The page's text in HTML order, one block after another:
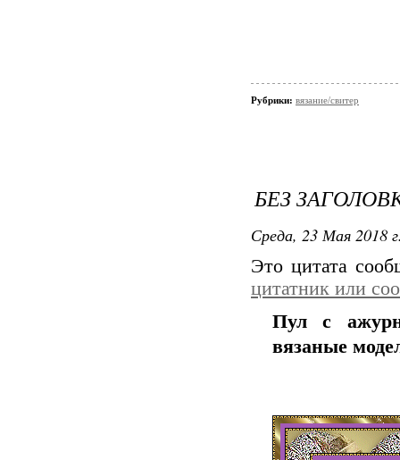
Рубрики: вязание/свитер
БЕЗ
Среда, 23 Мая 2018
Это цитата
цитатник или
Пул с
вязаные